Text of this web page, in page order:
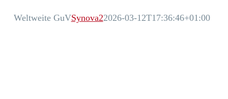
Weltweite GuVSynova22026-03-12T17:36:46+01:00